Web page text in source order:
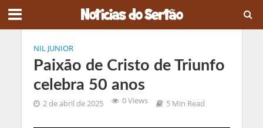
NIL JUNIOR
Paixão de Cristo de Triunfo
celebra 50 anos
2 de abril de 2025 0 Views 5 Min Read